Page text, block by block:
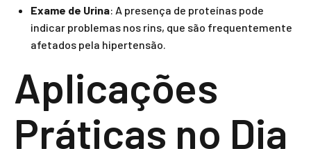
Exame de Urina: A presença de proteínas pode
indicar problemas nos rins, que são frequentemente
afetados pela hipertensão.
Aplicações
Práticas no Dia